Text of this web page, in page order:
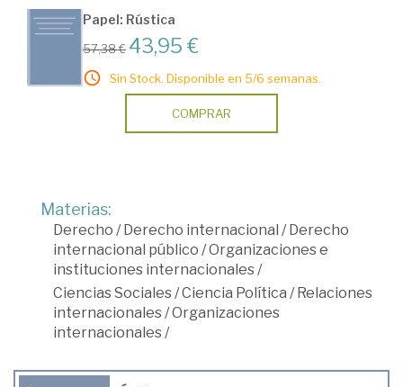
Papel: Rústica
57,38 € 43,95 €
Sin Stock. Disponible en 5/6 semanas.
COMPRAR
Materias:
Derecho /Derecho internacional /Derecho
internacional público /Organizaciones e
instituciones internacionales/
Ciencias Sociales/Ciencia Política /Relaciones
internacionales/Organizaciones
internacionales/